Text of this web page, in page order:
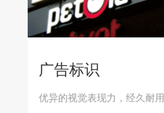
广告标识
优异的视觉表现力，经久耐用